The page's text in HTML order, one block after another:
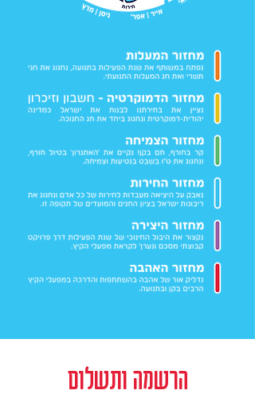
הרשמה ותשלום